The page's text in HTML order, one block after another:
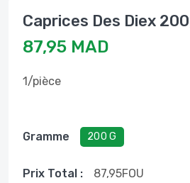
Caprices Des Diex
87,95 MAD
1/pièce
Gramme 200 G
Prix ​​total : 87,95FOU